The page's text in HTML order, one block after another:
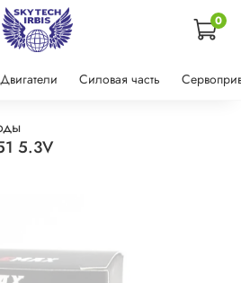
0
Двигатели Силовая часть
5.3V